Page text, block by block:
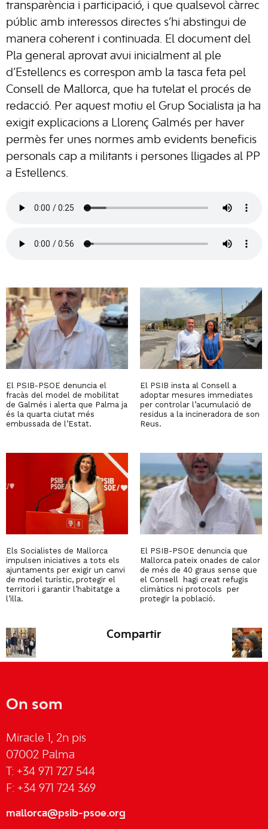
transparència i participació, i que qualsevol càrrec
públic amb interessos directes s’hi abstingui de
manera coherent i continuada. El document del
Pla general aprovat avui inicialment al ple
d’Estellencs es correspon amb la tasca feta pel
Consell de Mallorca, que ha tutelat el procés de
redacció. Per aquest motiu el Grup Socialista ja ha
exigit explicacions a Llorenç Galmés per haver
permès fer unes normes amb evidents beneficis
personals cap a militants i persones lligades al PP
a Estellencs.
El PSIB-PSOE denuncia el
fracàs del model de mobilitat
de Galmés i alerta que Palma ja
és la quarta ciutat més
embussada de l’Estat.
El PSIB insta al Consell a
adoptar mesures immediates
per controlar l’acumulació de
residus a la incineradora de son
Reus.
Els Socialistes de Mallorca
impulsen iniciatives a tots els
ajuntaments per exigir un canvi
de model turístic, protegir el
territori i garantir l’habitatge a
l’illa.
El PSIB-PSOE denuncia que
Mallorca pateix onades de calor
de més de 40 graus sense que
el Consell hagi creat refugis
climàtics ni protocols per
protegir la població.
Compartir
On som
Miracle 1, 2n pis
07002 Palma
T: +34 971 727 544
F: +34 971 724 369
mallorca@psib-psoe.org